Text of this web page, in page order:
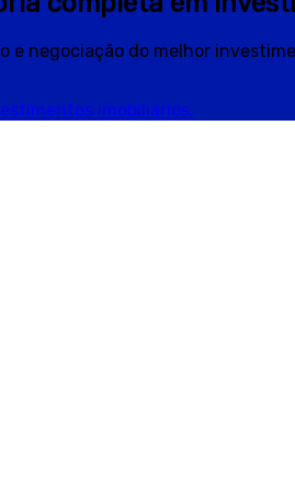
e negociação do melhor
imobiliários.